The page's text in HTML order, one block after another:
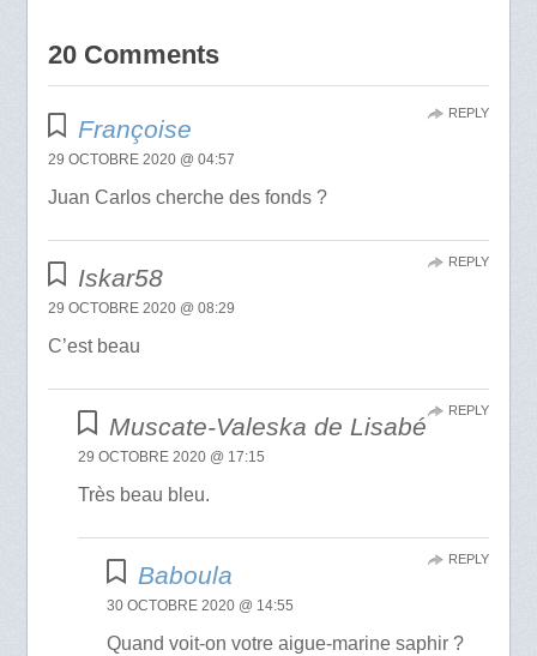
20 Comments
Françoise
29 OCTOBRE 2020 @ 04:57
Juan Carlos cherche des fonds ?
REPLY
Iskar58
29 OCTOBRE 2020 @ 08:29
C’est beau
REPLY
Muscate-Valeska de Lisabé
29 OCTOBRE 2020 @ 17:15
Très beau bleu.
REPLY
Baboula
30 OCTOBRE 2020 @ 14:55
Quand voit-on votre aigue-marine saphir ?
REPLY